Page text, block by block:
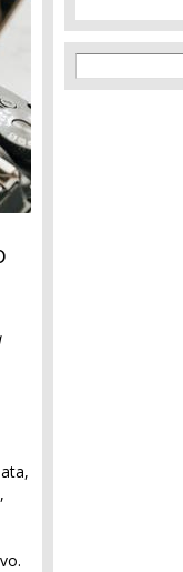
Search
Search